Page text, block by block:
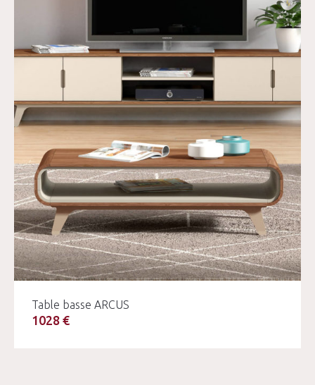
Table basse ARCUS
1028 €